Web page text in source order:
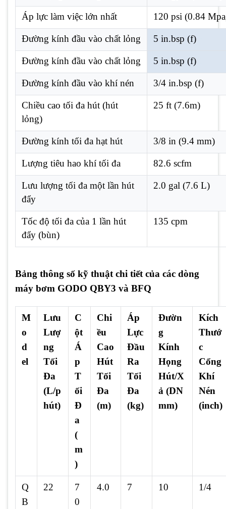
Áp lực làm việc lớn nhất 120 psi (0.84
Đường kính đầu vào chất lỏng 5 in.bsp (f)
Đường kính đầu vào chất lỏng 5 in.bsp (f)
Đường kính đầu vào khí nén 3/4 in.bsp (f)
Chiều cao tối đa hút (hút
lỏng)
25 ft (7.6m)
Đường kính tối đa hạt hút 3/8 in (9.4 mm)
Lượng tiêu hao khí tối đa 82.6 scfm
Lưu lượng tối đa một lần hút
đẩy
2.0 gal (7.6 L)
Tốc độ tối đa của 1 lần hút
đẩy (bùn)
135 cpm
Bảng thông số kỹ thuật chi tiết của các dòng
máy bơm GODO QBY3 và BFQ
M
o
d
el
Lưu
Lượ
ng
Tối
Đa
(L/p
hút)
C
ột
Á
p
T
ối
Đ
a
(
m
)
Chi
ều
Cao
Hút
Tối
Đa
(m)
Áp
Lực
Đầu
Ra
Tối
Đa
(kg)
Đườn
g
Kính
Họng
Hút/X
ả (DN
mm)
Kích
Thướ
c
Cổng
Khí
Nén
(inch)
Q
B
22
7
0
4.0 7 10 1/4